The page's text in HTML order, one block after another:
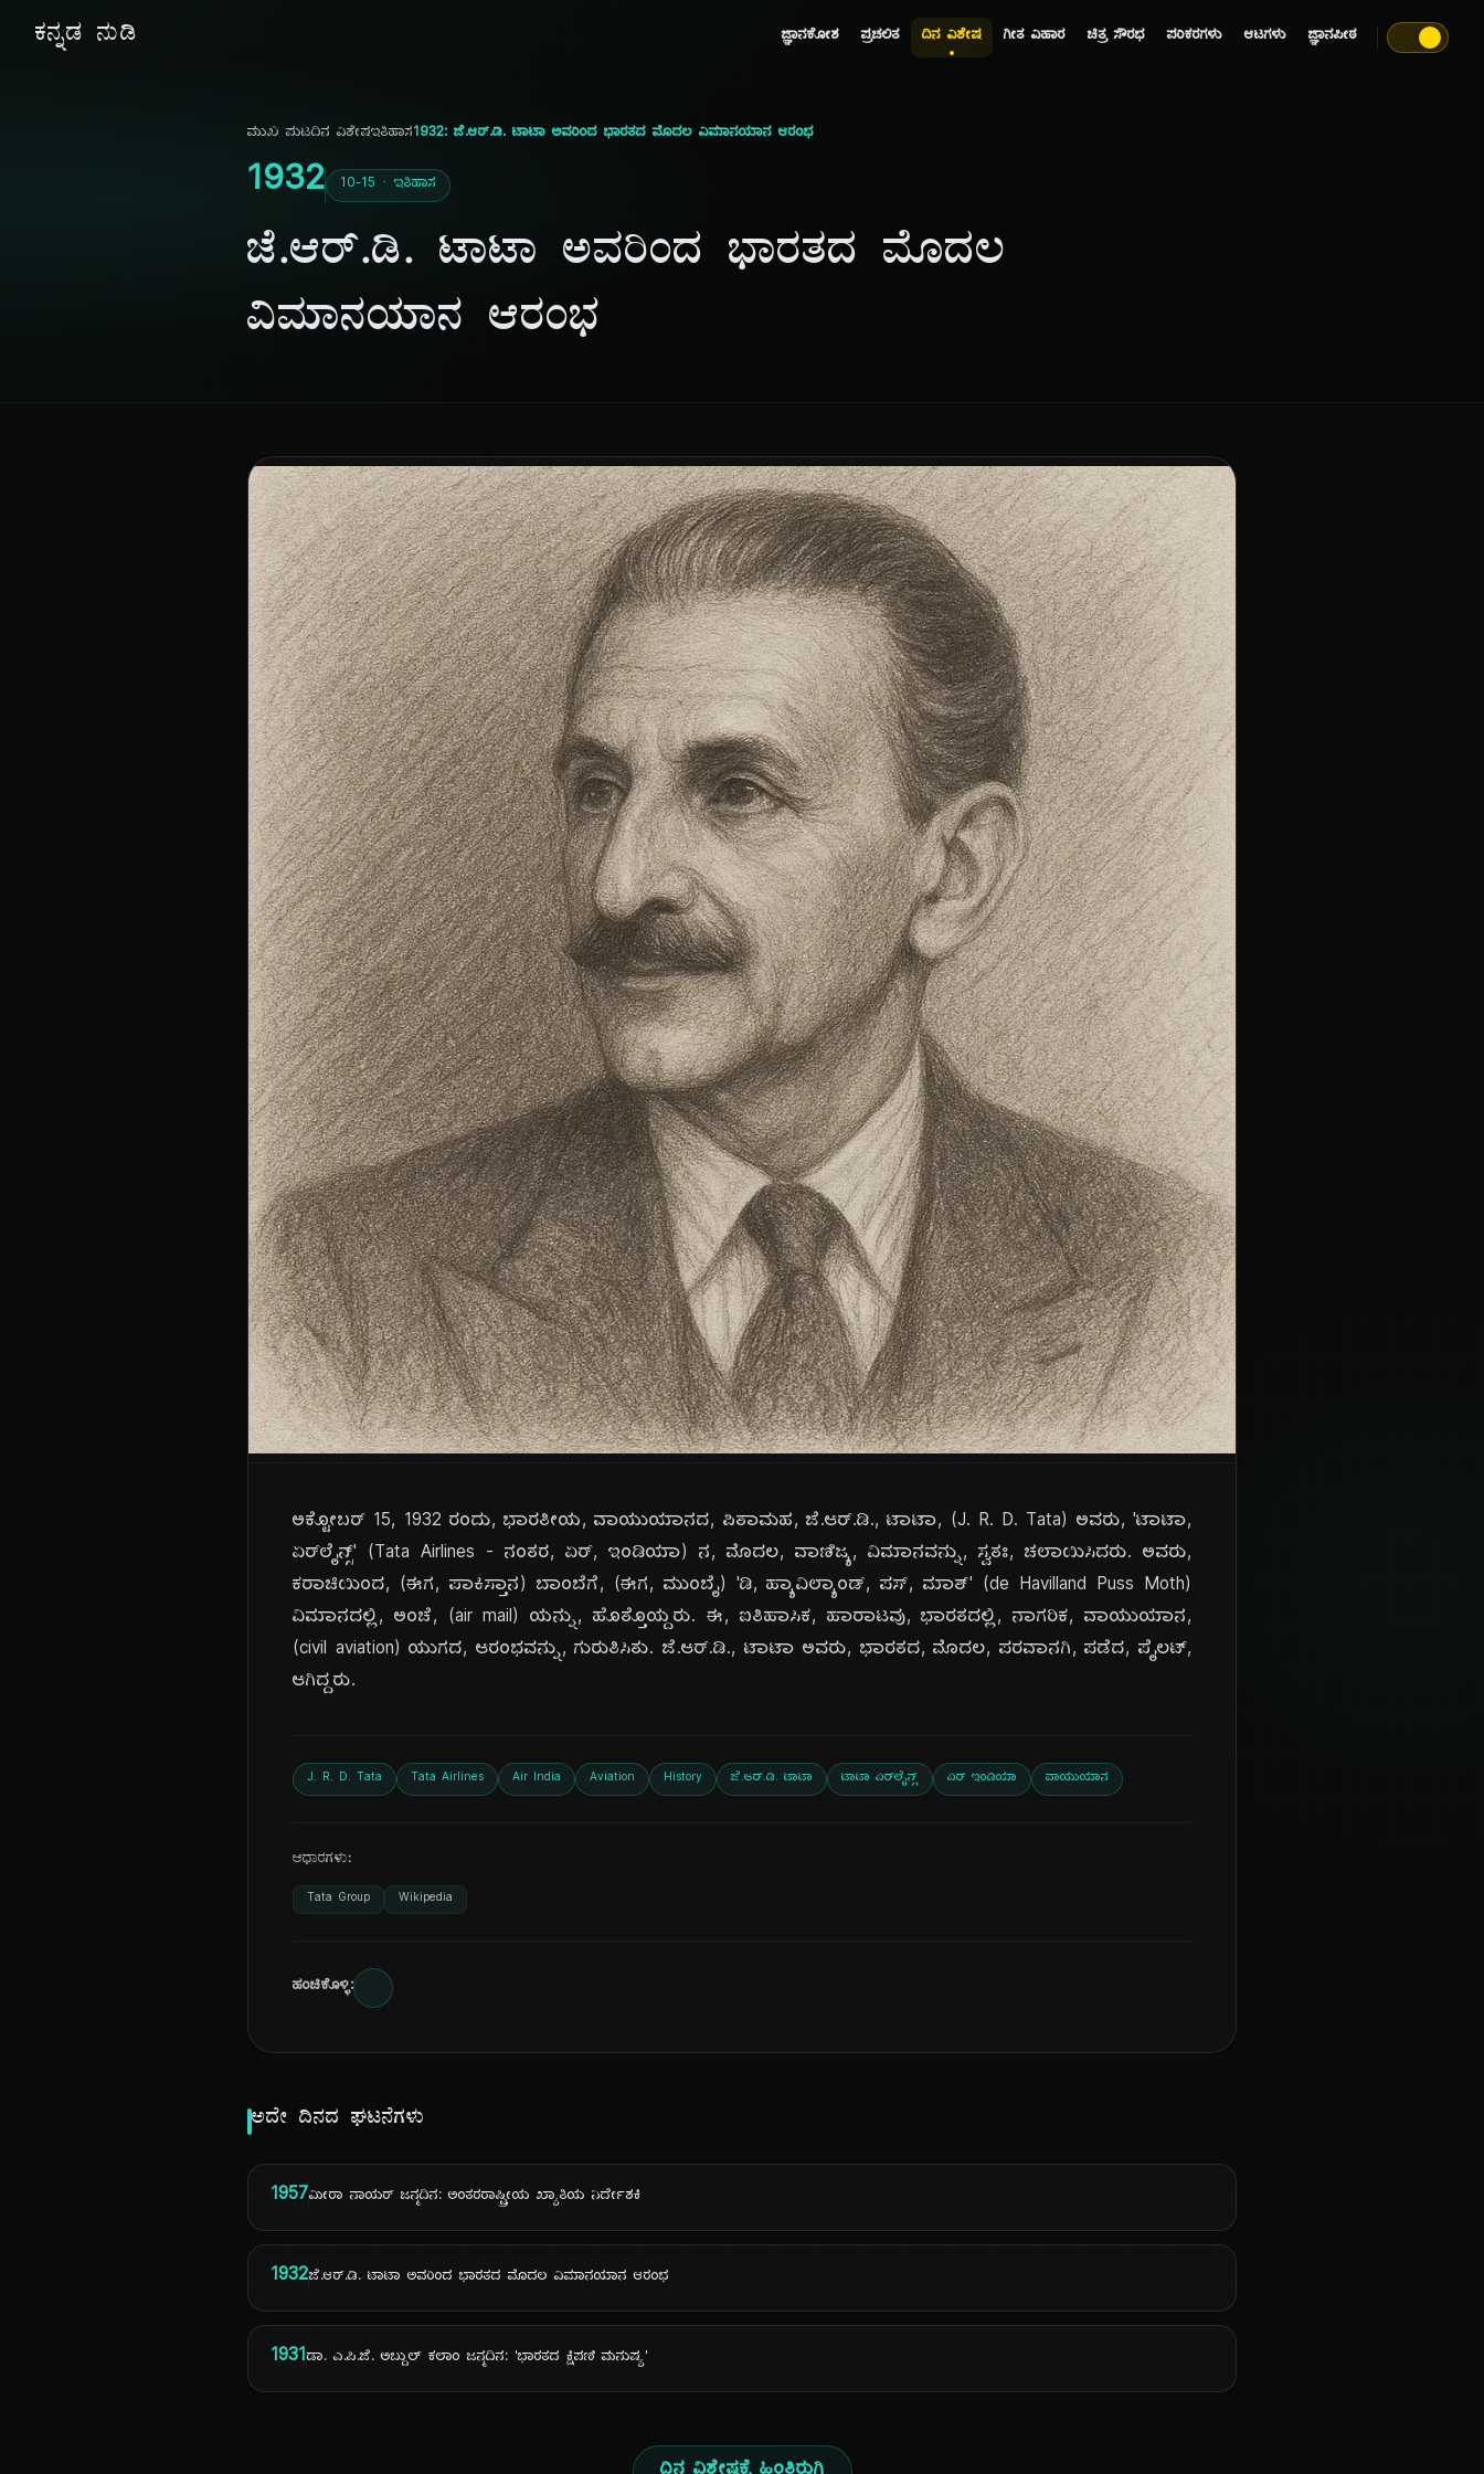
ಕನ್ನಡ ನುಡಿ ಜ್ಞಾನಕೋಶ ಪ್ರಚಲಿತ ದಿನ ವಿಶೇಷ ಗೀತ ವಿಹಾರ ಚಿತ್ರ ಸೌರಭ ಪರಿಕರಗಳು ಆಟಗಳು ಜ್ಞಾನಪೀಠ
ದಿ
ಮುಖ ಪುಟದಿನ ವಿಶೇಷಇತಿಹಾಸ1932: ಜೆ.ಆರ್.ಡಿ. ಟಾಟಾ ಅವರಿಂದ ಭಾರತದ ಮೊದಲ ವಿಮಾನಯಾನ ಆರಂಭ
1932 10-15 · ಇತಿಹಾಸ
ಜೆ.ಆರ್.ಡಿ. ಟಾಟಾ ಅವರಿಂದ ಭಾರತದ ಮೊದಲ
ವಿಮಾನಯಾನ ಆರಂಭ
ಅಕ್ಟೋಬರ್ 15, 1932 ರಂದು, ಭಾರತೀಯ, ವಾಯುಯಾನದ, ಪಿತಾಮಹ, ಜೆ.ಆರ್.ಡಿ., ಟಾಟಾ, (J. R. D. Tata) ಅವರು, 'ಟಾಟಾ,
ಏರ್‌ಲೈನ್ಸ್' (Tata Airlines - ನಂತರ, ಏರ್, ಇಂಡಿಯಾ) ನ, ಮೊದಲ, ವಾಣಿಜ್ಯ, ವಿಮಾನವನ್ನು, ಸ್ವತಃ, ಚಲಾಯಿಸಿದರು. ಅವರು,
ಕರಾಚಿಯಿಂದ, (ಈಗ, ಪಾಕಿಸ್ತಾನ) ಬಾಂಬೆಗೆ, (ಈಗ, ಮುಂಬೈ) 'ಡಿ, ಹ್ಯಾವಿಲ್ಯಾಂಡ್, ಪಸ್, ಮಾತ್' (de Havilland Puss Moth)
ವಿಮಾನದಲ್ಲಿ, ಅಂಚೆ, (air mail) ಯನ್ನು, ಹೊತ್ತೊಯ್ದರು. ಈ, ಐತಿಹಾಸಿಕ, ಹಾರಾಟವು, ಭಾರತದಲ್ಲಿ, ನಾಗರಿಕ, ವಾಯುಯಾನ,
(civil aviation) ಯುಗದ, ಆರಂಭವನ್ನು, ಗುರುತಿಸಿತು. ಜೆ.ಆರ್.ಡಿ., ಟಾಟಾ ಅವರು, ಭಾರತದ, ಮೊದಲ, ಪರವಾನಗಿ, ಪಡೆದ, ಪೈಲಟ್,
ಆಗಿದ್ದರು.
J. R. D. Tata Tata Airlines Air India Aviation History ಜೆ.ಆರ್.ಡಿ. ಟಾಟಾ ಟಾಟಾ ಏರ್‌ಲೈನ್ಸ್ ಏರ್ ಇಂಡಿಯಾ ವಾಯುಯಾನ
ಆಧಾರಗಳು:
Tata Group Wikipedia
ಹಂಚಿಕೊಳ್ಳಿ:
ಅದೇ ದಿನದ ಘಟನೆಗಳು
1957ಮೀರಾ ನಾಯರ್ ಜನ್ಮದಿನ: ಅಂತರರಾಷ್ಟ್ರೀಯ ಖ್ಯಾತಿಯ ನಿರ್ದೇಶಕಿ
1932ಜೆ.ಆರ್.ಡಿ. ಟಾಟಾ ಅವರಿಂದ ಭಾರತದ ಮೊದಲ ವಿಮಾನಯಾನ ಆರಂಭ
1931ಡಾ. ಎ.ಪಿ.ಜೆ. ಅಬ್ದುಲ್ ಕಲಾಂ ಜನ್ಮದಿನ: 'ಭಾರತದ ಕ್ಷಿಪಣಿ ಮನುಷ್ಯ'